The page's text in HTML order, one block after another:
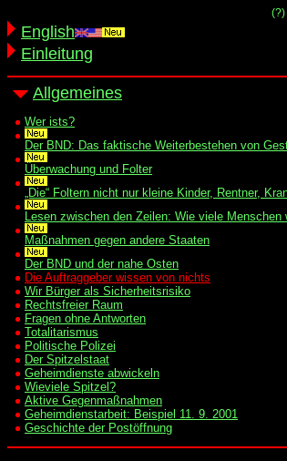
(?)
English
Einleitung
Allgemeines
Wer ists?
Der BND: Das faktische Weiterbestehen von
Überwachung und Folter
„Die“ Foltern nicht nur kleine Kinder, Rentner,
Lesen zwischen den Zeilen: Wie viele
Maßnahmen gegen andere Staaten
Der BND und der nahe Osten
Die Auftraggeber wissen von nichts
Wir Bürger als Sicherheitsrisiko
Rechtsfreier Raum
Fragen ohne Antworten
Totalitarismus
Politische Polizei
Der Spitzelstaat
Geheimdienste abwickeln
Wieviele Spitzel?
Aktive Gegenmaßnahmen
Geheimdienstarbeit: Beispiel 11. 9. 2001
Geschichte der Postöffnung